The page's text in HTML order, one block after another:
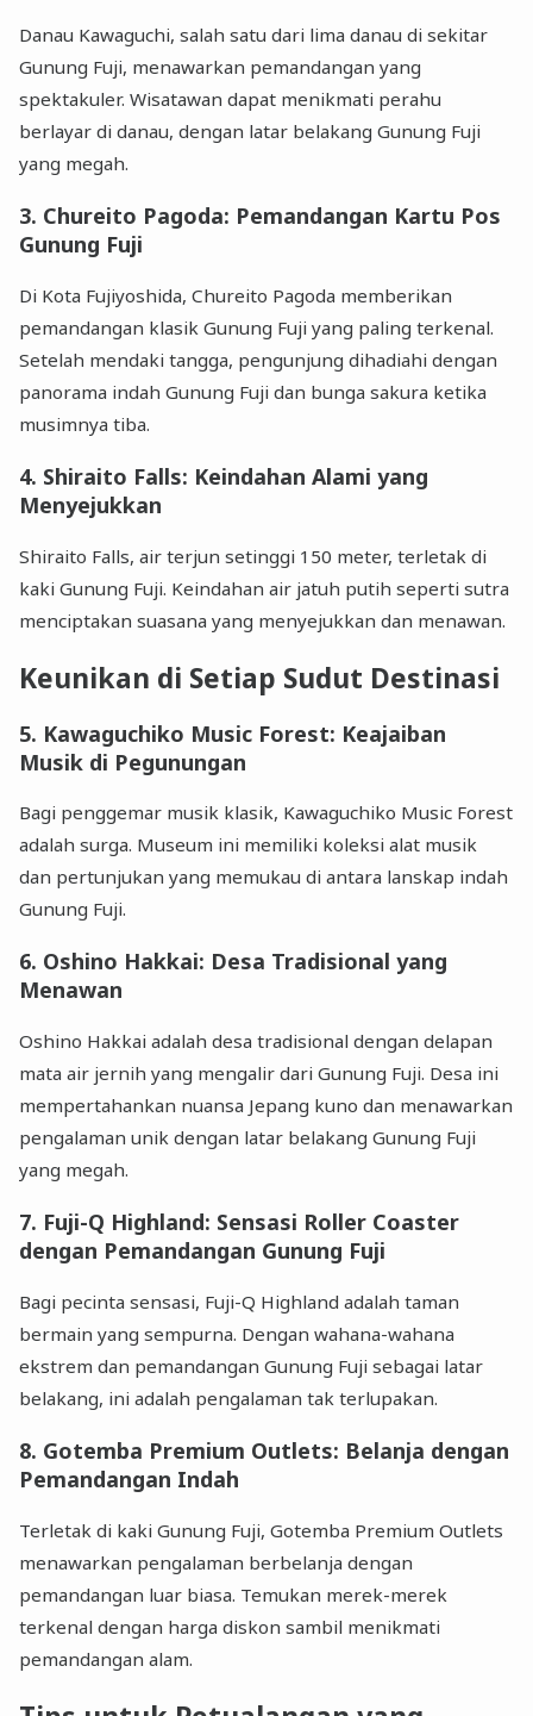
Danau Kawaguchi, salah satu dari lima danau di sekitar
Gunung Fuji, menawarkan pemandangan yang
spektakuler. Wisatawan dapat menikmati perahu
berlayar di danau, dengan latar belakang Gunung Fuji
yang megah.
3. Chureito Pagoda: Pemandangan Kartu Pos
Gunung Fuji
Di Kota Fujiyoshida, Chureito Pagoda memberikan
pemandangan klasik Gunung Fuji yang paling terkenal.
Setelah mendaki tangga, pengunjung dihadiahi dengan
panorama indah Gunung Fuji dan bunga sakura ketika
musimnya tiba.
4. Shiraito Falls: Keindahan Alami yang
Menyejukkan
Shiraito Falls, air terjun setinggi 150 meter, terletak di
kaki Gunung Fuji. Keindahan air jatuh putih seperti sutra
menciptakan suasana yang menyejukkan dan menawan.
Keunikan di Setiap Sudut Destinasi
5. Kawaguchiko Music Forest: Keajaiban
Musik di Pegunungan
Bagi penggemar musik klasik, Kawaguchiko Music Forest
adalah surga. Museum ini memiliki koleksi alat musik
dan pertunjukan yang memukau di antara lanskap indah
Gunung Fuji.
6. Oshino Hakkai: Desa Tradisional yang
Menawan
Oshino Hakkai adalah desa tradisional dengan delapan
mata air jernih yang mengalir dari Gunung Fuji. Desa ini
mempertahankan nuansa Jepang kuno dan menawarkan
pengalaman unik dengan latar belakang Gunung Fuji
yang megah.
7. Fuji-Q Highland: Sensasi Roller Coaster
dengan Pemandangan Gunung Fuji
Bagi pecinta sensasi, Fuji-Q Highland adalah taman
bermain yang sempurna. Dengan wahana-wahana
ekstrem dan pemandangan Gunung Fuji sebagai latar
belakang, ini adalah pengalaman tak terlupakan.
8. Gotemba Premium Outlets: Belanja dengan
Pemandangan Indah
Terletak di kaki Gunung Fuji, Gotemba Premium Outlets
menawarkan pengalaman berbelanja dengan
pemandangan luar biasa. Temukan merek-merek
terkenal dengan harga diskon sambil menikmati
pemandangan alam.